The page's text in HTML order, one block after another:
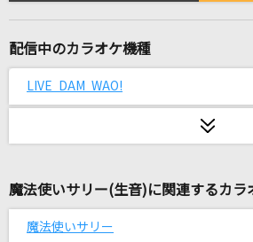
サボテンの花
[生音]ボーイフレンド
誰にもバレずに
＝LOVE
配信中のカラオケ機種
LIVE DAM WAO!
魔法使いサリー(生音)に関連するカラ
魔法使いサリー